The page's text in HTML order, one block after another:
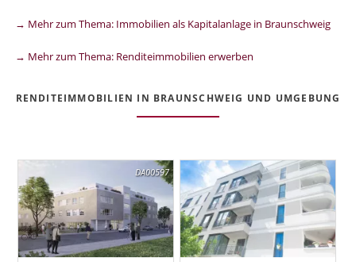
→ Mehr zum Thema: Immobilien als Kapitalanlage in Braunschweig
→ Mehr zum Thema: Renditeimmobilien erwerben
RENDITEIMMOBILIEN IN BRAUNSCHWEIG UND UMGEBUNG
DA00597